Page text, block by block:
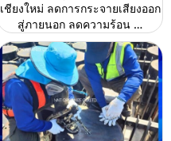
เชียงใหม่ ลดการกระจายเสียงออก
สู่ภายนอก ลดความร้อน …